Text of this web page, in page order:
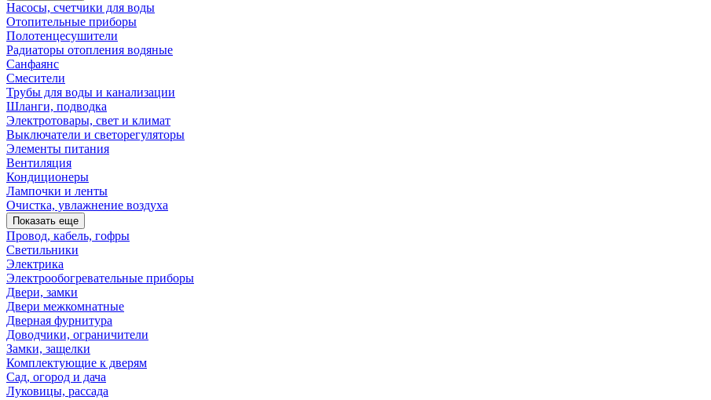
Насосы, счетчики для воды
Отопительные приборы
Полотенцесушители
Радиаторы отопления водяные
Санфаянс
Смесители
Трубы для воды и канализации
Шланги, подводка
Электротовары, свет и климат
Выключатели и светорегуляторы
Элементы питания
Вентиляция
Кондиционеры
Лампочки и ленты
Очистка, увлажнение воздуха
Показать еще
Провод, кабель, гофры
Светильники
Электрика
Электрообогревательные приборы
Двери, замки
Двери межкомнатные
Дверная фурнитура
Доводчики, ограничители
Замки, защелки
Комплектующие к дверям
Сад, огород и дача
Луковицы, рассада